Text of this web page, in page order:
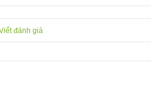
đánh giá